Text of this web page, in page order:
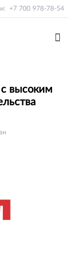
+7 700 978-78-54
с высоким